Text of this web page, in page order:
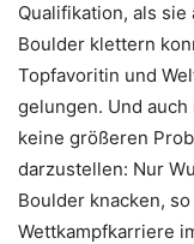
Qualifikation, als
Boulder klettern
Topfavoritin und
gelungen. Und
keine größeren
darzustellen: Nur
Boulder knacken,
Wettkampfkarriere